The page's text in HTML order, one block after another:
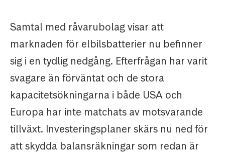
Samtal med råvarubolag visar att
marknaden för elbilsbatterier nu befinner
sig i en tydlig nedgång. Efterfrågan har varit
svagare än förväntat och de stora
kapacitetsökningarna i både USA och
Europa har inte matchats av motsvarande
tillväxt. Investeringsplaner skärs nu ned för
att skydda balansräkningar som redan är